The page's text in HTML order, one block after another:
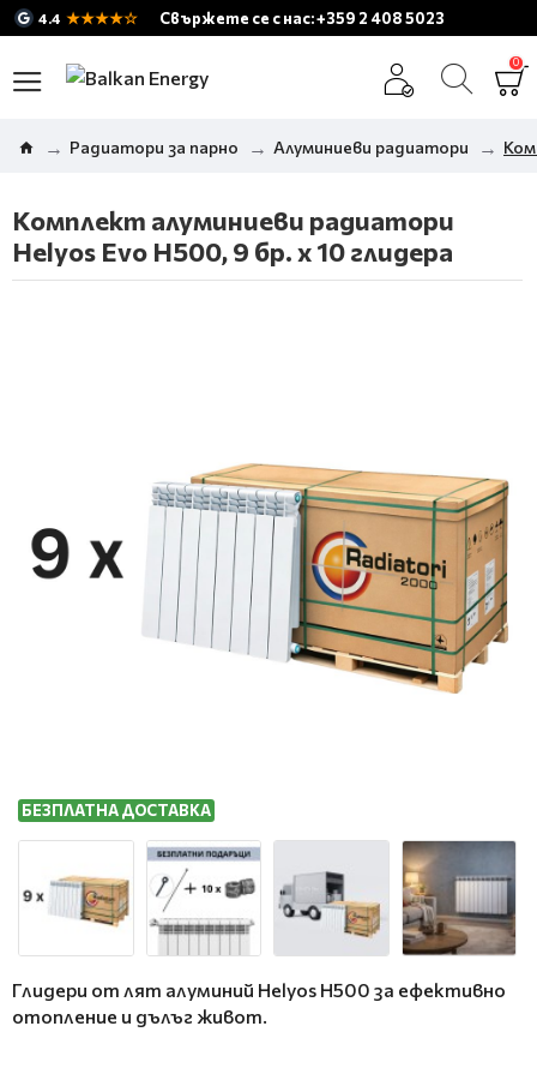
4.4 ★★★★☆ Свържете се с нас: +359 2 408 5023
0
Радиатори за парно Алуминиеви радиатори
Комплект алуминиеви радиатори
Helyos Evo H500, 9 бр. x 10 глидера
БЕЗПЛАТНА ДОСТАВКА
Глидери от лят алуминий Helyos H500 за ефективно
отопление и дълъг живот.